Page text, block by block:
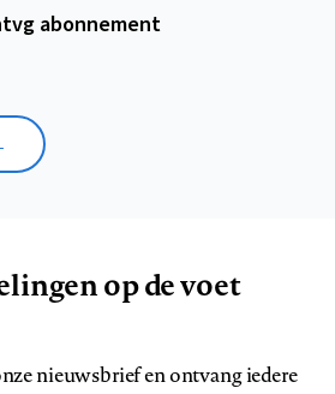
abonnement
op de voet
nieuwsbrief en ontvang iedere